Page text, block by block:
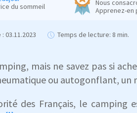
du sommeil
Nous
Apprenez-en
: 03.11.2023 Temps de lecture: 8 min.
mais ne savez pas si
ou autogonflant, un
des Français, le camping